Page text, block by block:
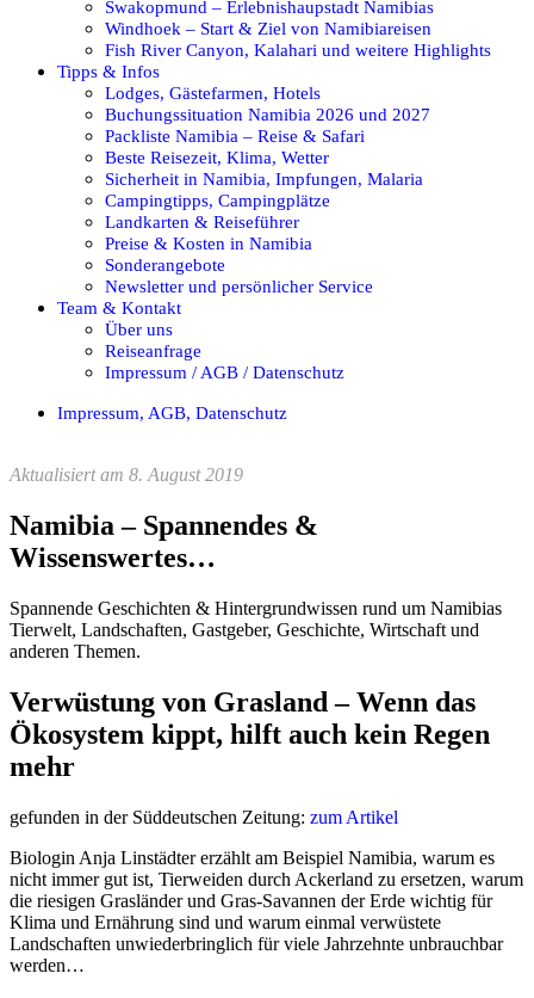
Swakopmund – Erlebnishaupstadt Namibias
Windhoek – Start & Ziel von Namibiareisen
Fish River Canyon, Kalahari und weitere Highlights
Tipps & Infos
Lodges, Gästefarmen, Hotels
Buchungssituation Namibia 2026 und 2027
Packliste Namibia – Reise & Safari
Beste Reisezeit, Klima, Wetter
Sicherheit in Namibia, Impfungen, Malaria
Campingtipps, Campingplätze
Landkarten & Reiseführer
Preise & Kosten in Namibia
Sonderangebote
Newsletter und persönlicher Service
Team & Kontakt
Über uns
Reiseanfrage
Impressum / AGB / Datenschutz
Impressum, AGB, Datenschutz
Aktualisiert am 8. August 2019
Namibia – Spannendes &
Wissenswertes…
Spannende Geschichten & Hintergrundwissen rund um Namibias
Tierwelt, Landschaften, Gastgeber, Geschichte, Wirtschaft und
anderen Themen.
Verwüstung von Grasland – Wenn das
Ökosystem kippt, hilft auch kein Regen
mehr
gefunden in der Süddeutschen Zeitung: zum Artikel
Biologin Anja Linstädter erzählt am Beispiel Namibia, warum es
nicht immer gut ist, Tierweiden durch Ackerland zu ersetzen, warum
die riesigen Grasländer und Gras-Savannen der Erde wichtig für
Klima und Ernährung sind und warum einmal verwüstete
Landschaften unwiederbringlich für viele Jahrzehnte unbrauchbar
werden…